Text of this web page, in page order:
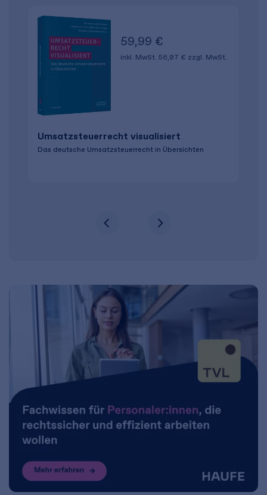
Umsatzsteuerrecht visualisiert
Das deutsche Umsatzsteuerrecht in Übersichten
59,99 €
inkl. MwSt. 56,07 € zzgl. MwSt.